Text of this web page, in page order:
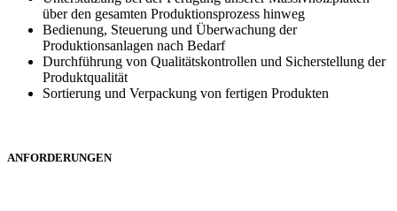
über den gesamten Produktionsprozess hinweg
Bedienung, Steuerung und Überwachung der
Produktionsanlagen nach Bedarf
Durchführung von Qualitätskontrollen und Sicherstellung der
Produktqualität
Sortierung und Verpackung von fertigen Produkten
ANFORDERUNGEN